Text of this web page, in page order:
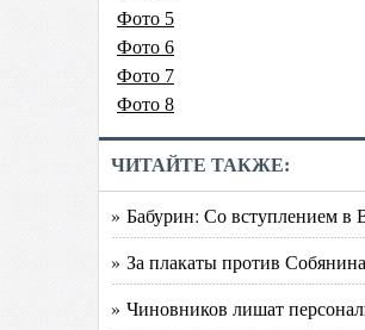
Фото 5
Фото 6
Фото 7
Фото 8
ЧИТАЙТЕ ТАКЖЕ:
» Бабурин: Со вступлением в
» За плакаты против
» Чиновников лишат